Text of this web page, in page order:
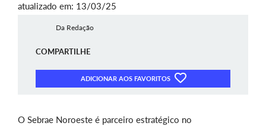
atualizado em: 13/03/25
Da Redação
COMPARTILHE
ADICIONAR AOS FAVORITOS
O Sebrae Noroeste é parceiro estratégico no